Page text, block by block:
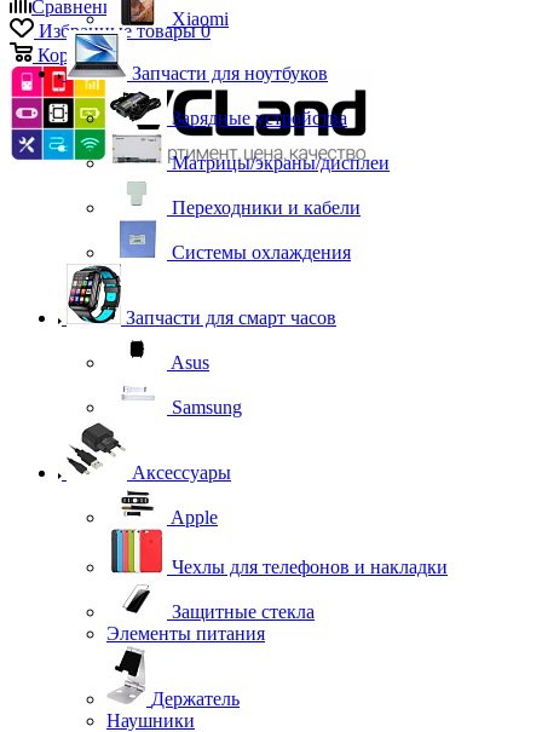
Сравнение
0
Избранные товары 0
Корзина 0
Xiaomi
Запчасти для ноутбуков
Зарядные устройства
Матрицы/экраны/дисплеи
Переходники и кабели
Системы охлаждения
Запчасти для смарт часов
Asus
Samsung
Аксессуары
Apple
Чехлы для телефонов и накладки
Защитные стекла
Элементы питания
Держатель
Наушники